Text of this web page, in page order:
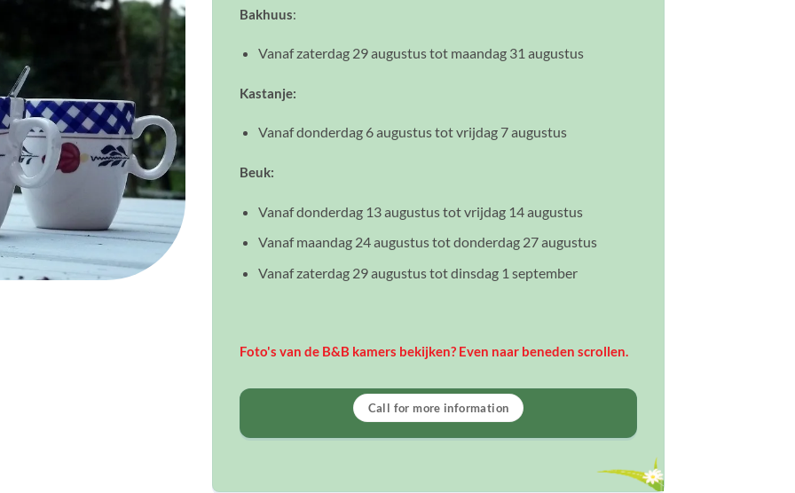
Bakhuus:
Vanaf zaterdag 29 augustus tot maandag 31 augustus
Kastanje:
Vanaf donderdag 6 augustus tot vrijdag 7 augustus
Beuk:
Vanaf donderdag 13 augustus tot vrijdag 14 augustus
Vanaf maandag 24 augustus tot donderdag 27 augustus
Vanaf zaterdag 29 augustus tot dinsdag 1 september
Foto's van de B&B kamers bekijken? Even naar beneden scrollen.
Call for more information